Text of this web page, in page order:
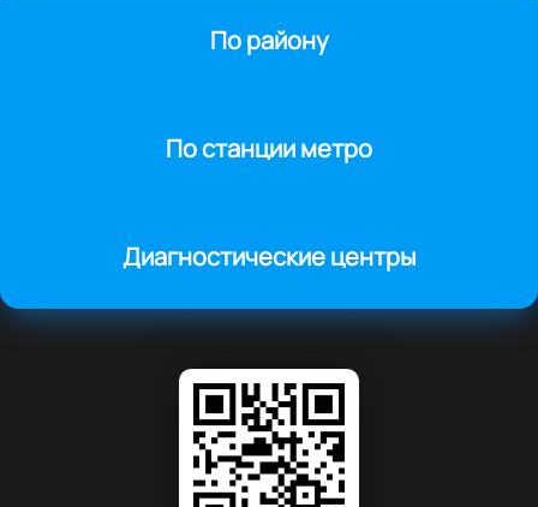
По району
По станции метро
Диагностические центры